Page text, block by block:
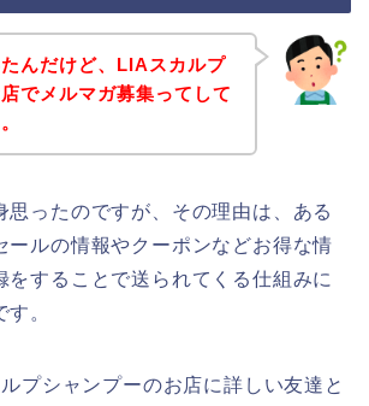
んだけど、LIAスカルプ
でメルマガ募集ってして
思ったのですが、その理由は、ある
ールの情報やクーポンなどお得な情
をすることで送られてくる仕組みに
。
プシャンプーのお店に詳しい友達と